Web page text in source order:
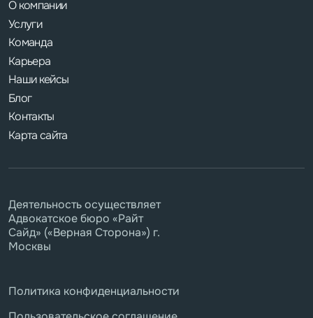
О компании
Услуги
Команда
Карьера
Наши кейсы
Блог
Контакты
Карта сайта
Деятельность осуществляет
Адвокатское бюро «Райт
Сайд» («Верная Сторона») г.
Москвы
Политика конфиденциальности